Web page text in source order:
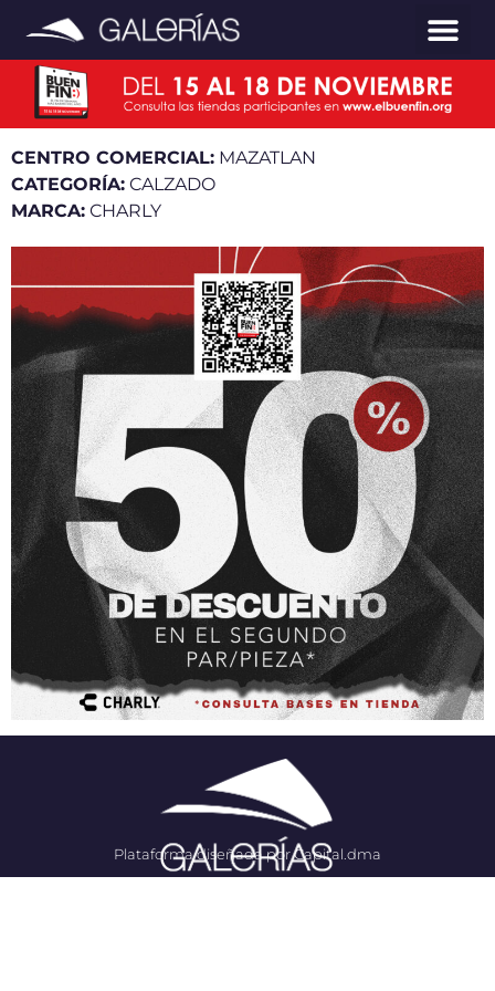
CENTRO COMERCIAL: MAZATLAN
CATEGORÍA: CALZADO
MARCA: CHARLY
Plataforma diseñada por Capital.dma